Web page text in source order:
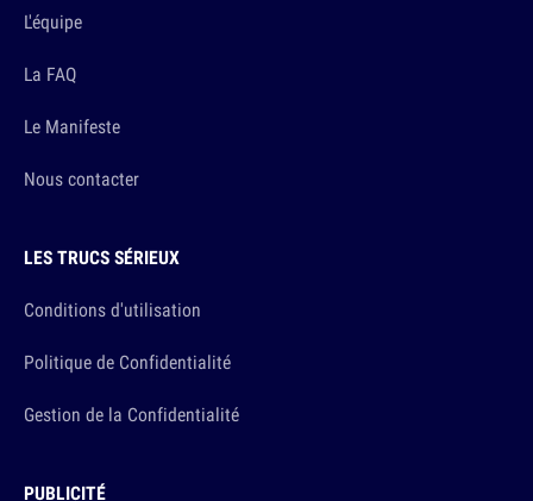
L'équipe
La FAQ
Le Manifeste
Nous contacter
LES TRUCS SÉRIEUX
Conditions d'utilisation
Politique de Confidentialité
Gestion de la Confidentialité
PUBLICITÉ